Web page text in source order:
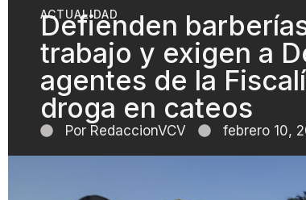
ACTUALIDAD
Defienden
trabajo y exigen a
agentes de la
droga en cateos
Por RedaccionVCV febrero 10,